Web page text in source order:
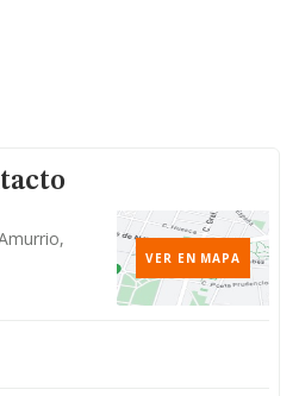
VER EN MAPA